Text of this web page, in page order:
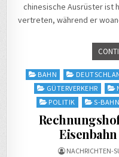
chinesische Ausrüster ist
vertreten, während er
Posted
BAHN
GÜTERVERKEHR
POLITIK
S-BAHN
NACHRICHTEN-